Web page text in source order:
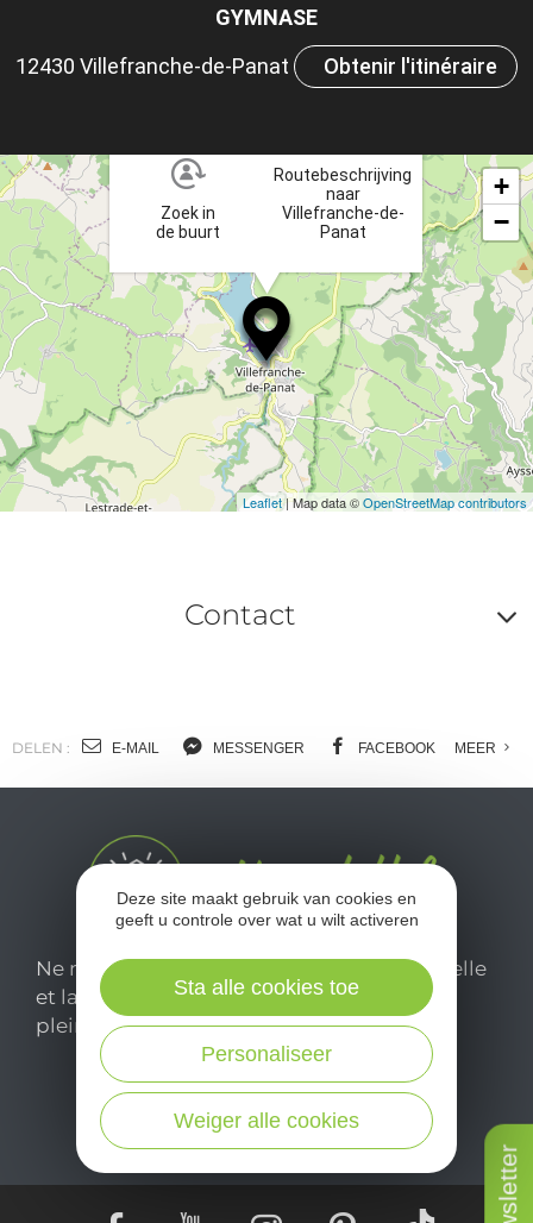
GYMNASE
12430 Villefranche-de-Panat
Obtenir l'itinéraire
Zoek in
de buurt
Routebeschrijving
naar
Villefranche-de-
Panat
×
+
−
Leaflet| Map data ©OpenStreetMap contributors
Contact
DELEN : E-MAIL MESSENGER FACEBOOK MEER
Ne manquez pas notre newsletter mensuelle
et laissez-vous inspirer pour profiter
pleinement de votre séjour en Aveyron.
Je m'abonne ici
Deze site maakt gebruik van cookies en
geeft u controle over wat u wilt activeren
Weiger alle cookies
Personaliseer
Sta alle cookies toe